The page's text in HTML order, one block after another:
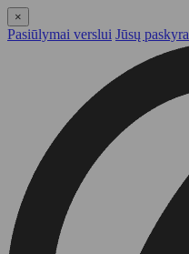
×
Pasiūlymai verslui Jūsų paskyra